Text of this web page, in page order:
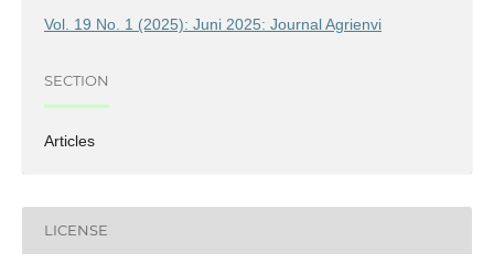
Vol. 19 No. 1 (2025): Juni 2025: Journal Agrienvi
SECTION
Articles
LICENSE